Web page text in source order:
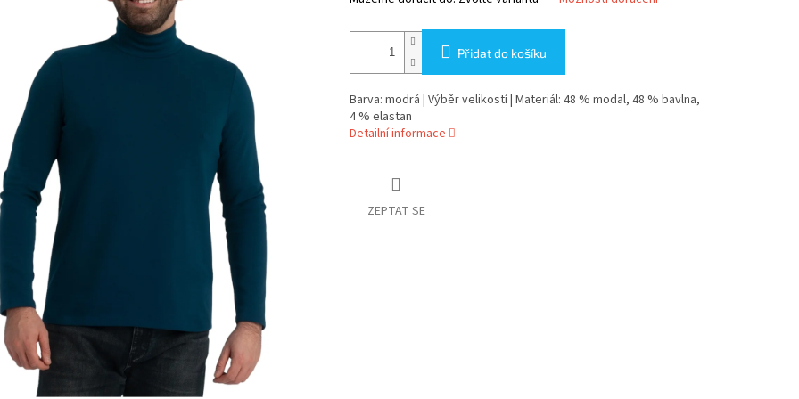
Přidat do košíku
Barva: modrá | Výběr velikostí | Materiál: 48 % modal, 48 % bavlna,
4 % elastan
Detailní informace
ZEPTAT SE